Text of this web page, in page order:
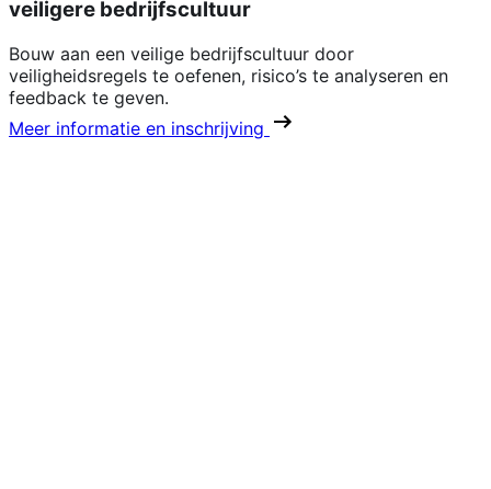
veiligere bedrijfscultuur
Bouw aan een veilige bedrijfscultuur door
veiligheidsregels te oefenen, risico’s te analyseren en
feedback te geven.
Meer informatie en inschrijving